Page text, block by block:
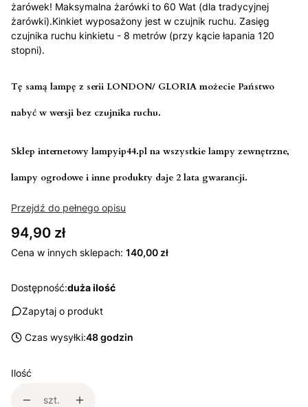
żarówek! Maksymalna żarówki to 60 Wat (dla tradycyjnej
żarówki).Kinkiet wyposażony jest w czujnik ruchu. Zasięg
czujnika ruchu kinkietu - 8 metrów (przy kącie łapania 120
stopni).
Tę samą lampę z serii LONDON/ GLORIA możecie Państwo
nabyć w wersji bez czujnika ruchu.
Sklep internetowy lampyip44.pl na wszystkie lampy zewnętrzne,
lampy ogrodowe i inne produkty daje 2 lata gwarancji.
Przejdź do pełnego opisu
Cena
94,90 zł
Cena w innych sklepach: 140,00 zł
Dostępność:duża ilość
Zapytaj o produkt
Czas wysyłki:48 godzin
Ilość
szt.